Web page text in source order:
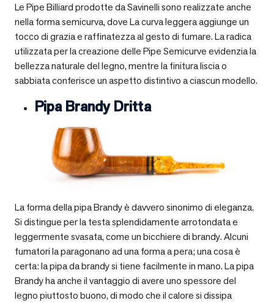
Le Pipe Billiard prodotte da Savinelli sono realizzate anche
nella forma semicurva, dove La curva leggera aggiunge un
tocco di grazia e raffinatezza al gesto di fumare. La radica
utilizzata per la creazione delle Pipe Semicurve evidenzia la
bellezza naturale del legno, mentre la finitura liscia o
sabbiata conferisce un aspetto distintivo a ciascun modello.
Pipa Brandy Dritta
La forma della pipa Brandy è davvero sinonimo di eleganza.
Si distingue per la testa splendidamente arrotondata e
leggermente svasata, come un bicchiere di brandy. Alcuni
fumatori la paragonano ad una forma a pera; una cosa è
certa: la pipa da brandy si tiene facilmente in mano. La pipa
Brandy ha anche il vantaggio di avere uno spessore del
legno piuttosto buono, di modo che il calore si dissipa